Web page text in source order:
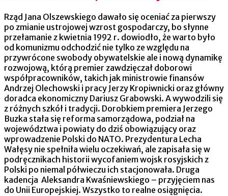
Rząd Jana Olszewskiego dawało się oceniać za pierwszy
po zmianie ustrojowej wzrost gospodarczy, bo słynne
przełamanie z kwietnia 1992 r. dowiodło, że warto było
od komunizmu odchodzić nie tylko ze względu na
przywrócone swobody obywatelskie ale i nową dynamikę
rozwojową, którą premier zawdzięczał doborowi
współpracowników, takich jak ministrowie finansów
Andrzej Olechowski i pracy Jerzy Kropiwnicki oraz główny
doradca ekonomiczny Dariusz Grabowski. A wywodzili się
z różnych szkół i tradycji. Dorobkiem premiera Jerzego
Buzka stała się reforma samorządowa, podział na
województwa i powiaty do dziś obowiązujący oraz
wprowadzenie Polski do NATO. Prezydentura Lecha
Wałęsy nie spełniła wielu oczekiwań, ale zapisała się w
podręcznikach historii wycofaniem wojsk rosyjskich z
Polski po niemal półwieczu ich stacjonowała. Druga
kadencja Aleksandra Kwaśniewskiego – przyjęciem nas
do Unii Europejskiej. Wszystko to realne osiągnięcia.